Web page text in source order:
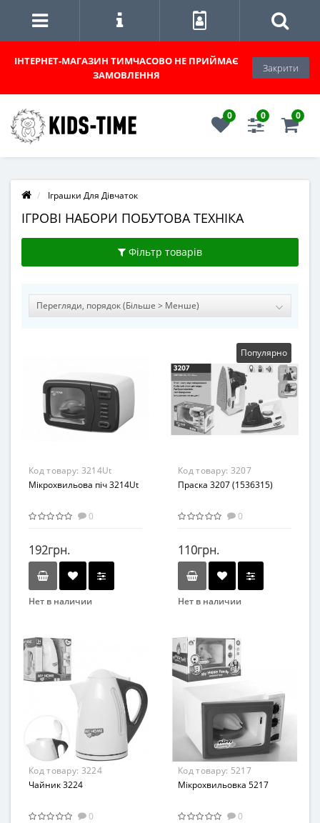
ІНТЕРНЕТ-МАГАЗИН ТИМЧАСОВО НЕ ПРИЙМАЄ
ЗАМОВЛЕННЯ
Закрити
0 0 0
Іграшки Для Дівчаток
ІГРОВІ НАБОРИ ПОБУТОВА ТЕХНІКА
Фільтр товарів
Код товару: 3214Ut
Мікрохвильова піч 3214Ut
0
192грн.
Нет в наличии
Возрастная группа
От 3 лет
Материал
Популярно
Код товару: 3207
(1536315)
Праска 3207 (1536315)
0
110грн.
Нет в наличии
Возрастная группа
От 3 лет
Материал
Пластик
Код товару: 3224
Чайник 3224
0
Код товару: 5217
Мікрохвильовка 5217
0